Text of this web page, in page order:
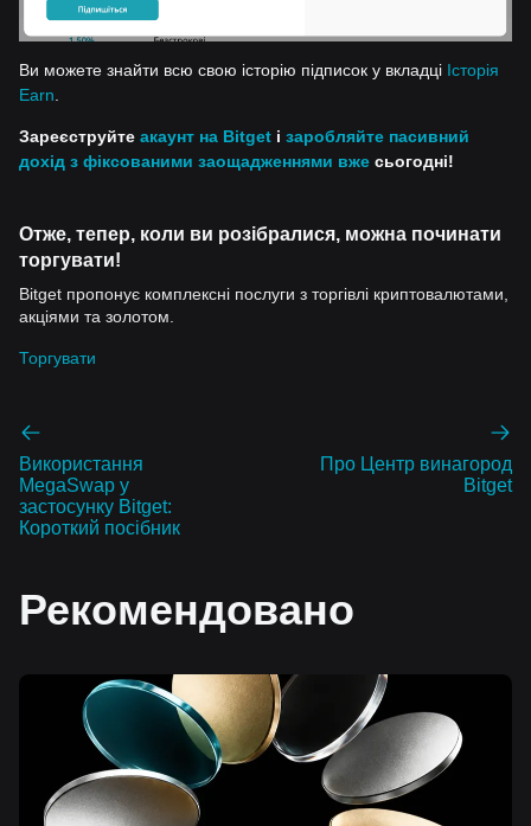
Ви можете знайти всю свою історію підписок у вкладці Історія
Earn
Зареєструйте акаунт на Bitget і заробляйте пасивний
дохід з фіксованими заощадженнями вже сьогодні!
Отже, тепер, коли ви розібралися, можна починати
торгувати!
Bitget пропонує комплексні послуги з торгівлі криптовалютами,
акціями та золотом.
Торгувати
Використання
MegaSwap у
застосунку Bitget:
Короткий посібник
Про Центр винагород
Bitget
Рекомендовано